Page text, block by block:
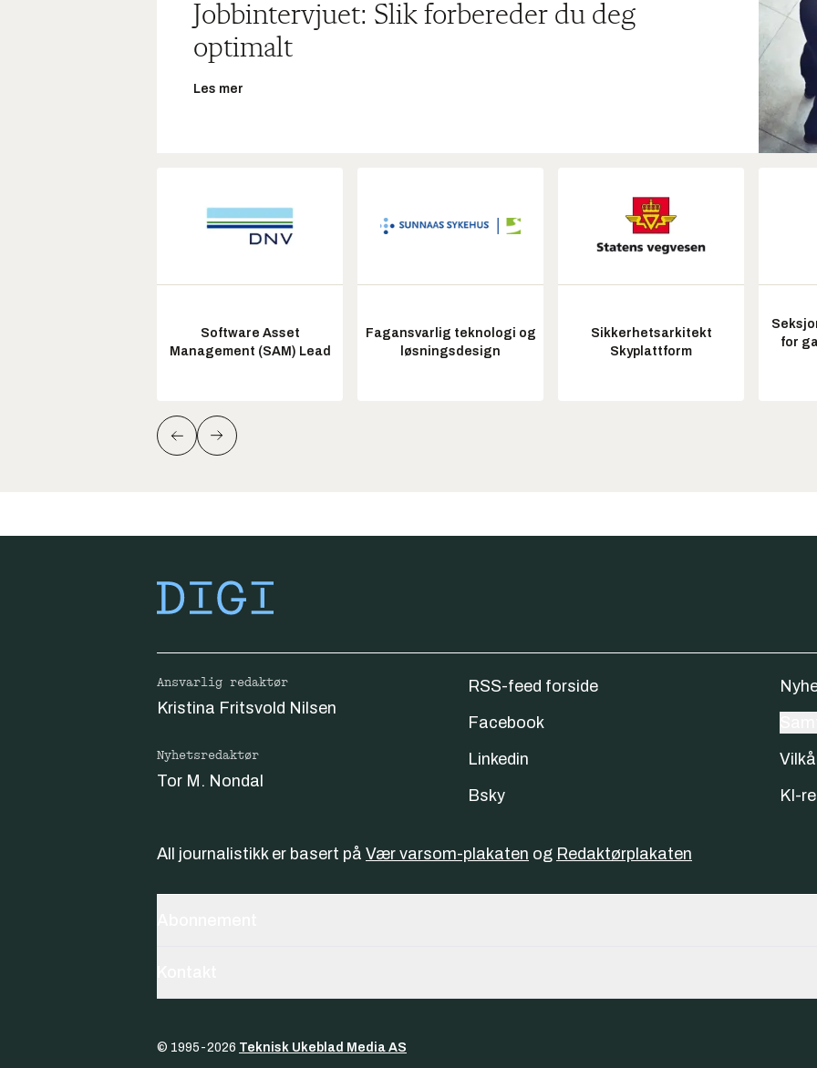
Jobbintervjuet: Slik forbereder du deg
optimalt
Les mer
Software Asset
Management (SAM) Lead
Fagansvarlig teknologi og
løsningsdesign
Sikkerhetsarkitekt
Skyplattform
for
Ansvarlig redaktør
Kristina Fritsvold Nilsen
Nyhetsredaktør
Tor M. Nondal
RSS-feed forside
Facebook
Linkedin
Bsky
KI-
All journalistikk er basert på Vær varsom-plakaten og Redaktørplakaten
© 1995-2026 Teknisk Ukeblad Media AS